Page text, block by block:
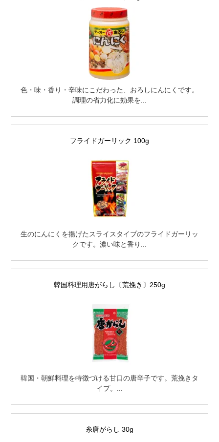
色・味・香り・辛味にこだわった、おろしにんにくです。
調理の省力化に効果を...
フライドガーリック 100g
生のにんにくを揚げたスライスタイプのフライドガーリッ
クです。濃い味と香り...
韓国料理用唐がらし〔荒挽き〕250g
韓国・朝鮮料理を特徴づける甘口の唐辛子です。荒挽きタ
イプ。...
糸唐がらし 30g